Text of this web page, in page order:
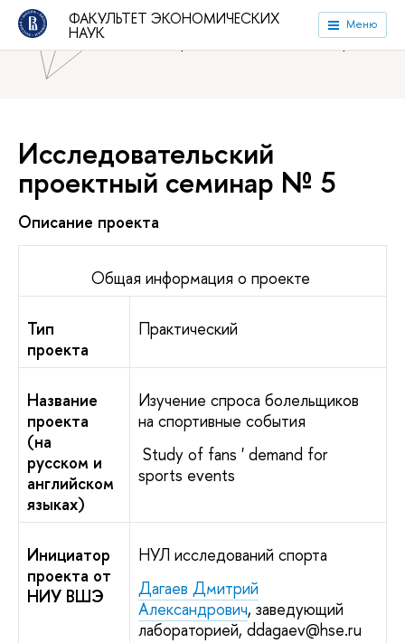
ФАКУЛЬТЕТ ЭКОНОМИЧЕСКИХ
НАУК Меню
Национальный исследовательский университет «Высшая
школа экономики»
Факультет экономических наук
Исследовательский
проектный семинар № 5
Описание проекта
Общая информация о проекте
Тип
проекта
Практический
Название
проекта
(на
русском и
английском
языках)
Изучение спроса болельщиков
на спортивные события
Study of fans ' demand for
sports events
Инициатор
проекта от
НИУ ВШЭ
НУЛ исследований спорта
Дагаев Дмитрий
Александрович, заведующий
лабораторией, ddagaev@hse.ru